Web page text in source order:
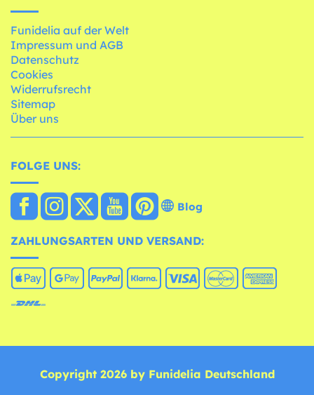
Funidelia auf der Welt
Impressum und AGB
Datenschutz
Cookies
Widerrufsrecht
Sitemap
Über uns
FOLGE UNS:
Blog
ZAHLUNGSARTEN UND VERSAND:
Copyright 2026 by Funidelia Deutschland